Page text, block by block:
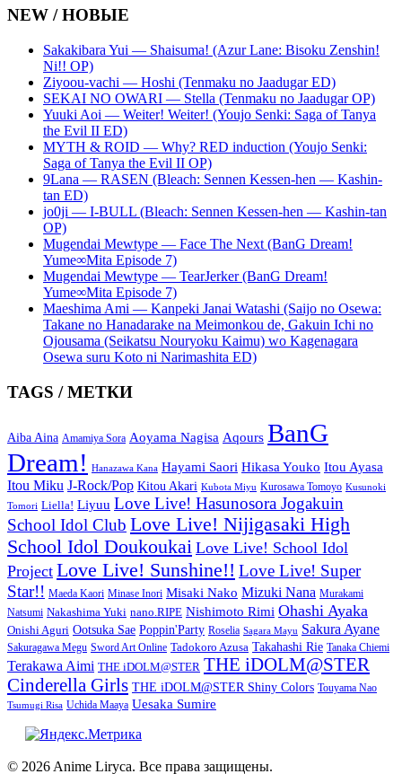
NEW / НОВЫЕ
Sakakibara Yui — Shaisuma! (Azur Lane: Bisoku Zenshin!
Ni!! OP)
Ziyoou-vachi — Hoshi (Tenmaku no Jaadugar ED)
SEKAI NO OWARI — Stella (Tenmaku no Jaadugar OP)
Yuuki Aoi — Weiter! Weiter! (Youjo Senki: Saga of Tanya
the Evil II ED)
MYTH & ROID — Why? RED induction (Youjo Senki:
Saga of Tanya the Evil II OP)
9Lana — RASEN (Bleach: Sennen Kessen-hen — Kashin-
tan ED)
jo0ji — I-BULL (Bleach: Sennen Kessen-hen — Kashin-tan
OP)
Mugendai Mewtype — Face The Next (BanG Dream!
Yume∞Mita Episode 7)
Mugendai Mewtype — TearJerker (BanG Dream!
Yume∞Mita Episode 7)
Maeshima Ami — Kanpeki Janai Watashi (Saijo no Osewa:
Takane no Hanadarake na Meimonkou de, Gakuin Ichi no
Ojousama (Seikatsu Nouryoku Kaimu) wo Kagenagara
Osewa suru Koto ni Narimashita ED)
TAGS / МЕТКИ
Aiba Aina Amamiya Sora Aoyama Nagisa Aqours BanG
Dream!
Hanazawa Kana Hayami Saori Hikasa Youko Itou Ayasa
Itou Miku J-Rock/Pop Kitou Akari Kubota Miyu Kurosawa Tomoyo Kusunoki
Tomori Liella! Liyuu Love Live! Hasunosora Jogakuin
School Idol Club Love Live! Nijigasaki High
School Idol Doukoukai Love Live! School Idol
Project Love Live! Sunshine!! Love Live! Super
Star!! Maeda Kaori Minase Inori Misaki Nako Mizuki Nana Murakami
Natsumi Nakashima Yuki nano.RIPE Nishimoto Rimi Ohashi Ayaka
Onishi Aguri Ootsuka Sae Poppin'Party Roselia Sagara Mayu Sakura Ayane
Sakuragawa Megu Sword Art Online Tadokoro Azusa Takahashi Rie Tanaka Chiemi
Terakawa Aimi THE iDOLM@STER THE iDOLM@STER
Cinderella Girls THE iDOLM@STER Shiny Colors Touyama Nao
Tsumugi Risa Uchida Maaya Uesaka Sumire
© 2026 Anime Liryca. Все права защищены.